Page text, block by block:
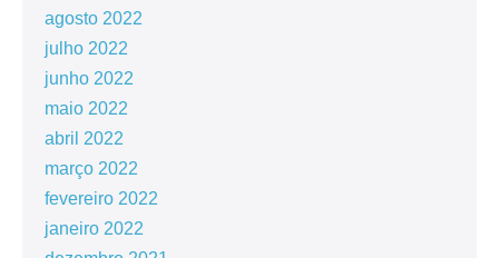
agosto 2022
julho 2022
junho 2022
maio 2022
abril 2022
março 2022
fevereiro 2022
janeiro 2022